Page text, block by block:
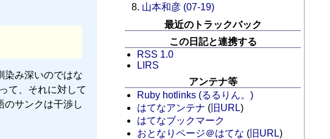
染み深いのではな
て、それに対して
のサンクは干渉し
山本和彦 (07-19)
最近のトラックバック
この日記と連携する
RSS 1.0
LIRS
アンテナ等
Ruby hotlinks (るるりん。)
はてなアンテナ ( 旧URL)
はてなブックマーク
おとなりページ＠はてな ( 旧URL)